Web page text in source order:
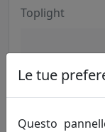
Toplight
Le tue
Questo